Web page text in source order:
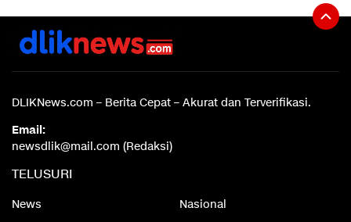
DLIKNews.com – Berita Cepat – Akurat dan Terverifikasi.
Email:
newsdlik@mail.com (Redaksi)
TELUSURI
News
Nasional